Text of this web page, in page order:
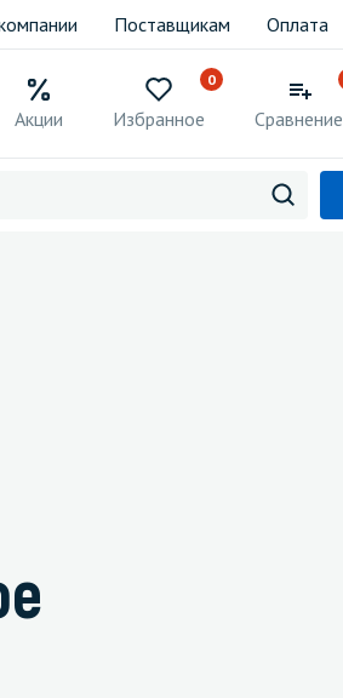
Поставщикам Оплата
Акции
0
Избранное Сравнение